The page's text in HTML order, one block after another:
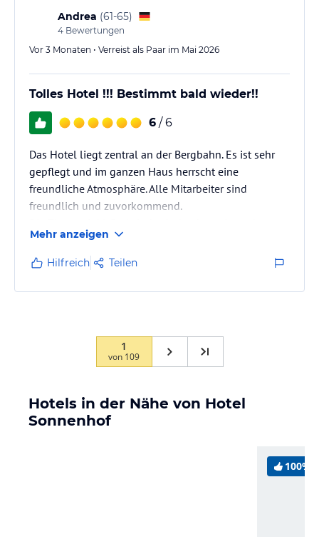
Andrea (61-65)
4 Bewertungen
Vor 3 Monaten • Verreist als Paar im Mai 2026
Tolles Hotel !!! Bestimmt bald wieder!!
6 / 6
Das Hotel liegt zentral an der Bergbahn. Es ist sehr
gepflegt und im ganzen Haus herrscht eine
freundliche Atmosphäre. Alle Mitarbeiter sind
freundlich und zuvorkommend.
liebevoll eingerichtet und werden jeden Tag tiptop
gereinigt. Im ganzen Haus findet man tolle
Kunstwerke, die auch käuflich erworben werden
können.
Mehr anzeigen
Hilfreich Teilen
1
von 109
Hotels in der Nähe von Hotel
Sonnenhof
100%